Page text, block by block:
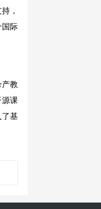
，
国际
教
源课
基